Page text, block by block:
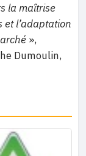
la maîtrise
et l’adaptation
»,
Dumoulin,